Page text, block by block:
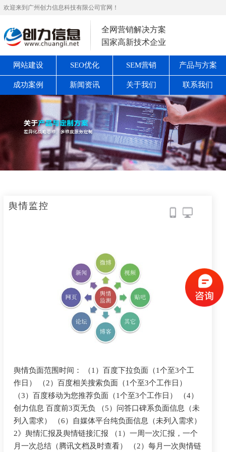
欢迎来到广州创力信息科技有限公司官网！
全网营销解决方案
国家高新技术企业
网站建设 SEO优化 SEM营销 产品与方案
成功案例 新闻资讯 关于我们 联系我们
舆情监控
舆情负面范围时间： （1）百度下拉负面（1个至3个工
作日） （2）百度相关搜索负面（1个至3个工作日）
（3）百度移动为您推荐负面（1个至3个工作日） （4）
创力信息 百度前3页无负 （5）问答口碑系负面信息（未
列入需求） （6）自媒体平台纯负面信息（未列入需求）
2》舆情汇报及舆情链接汇报 （1）一周一次汇报，一个
月一次总结（腾讯文档及时查看） （2）每月一次舆情链